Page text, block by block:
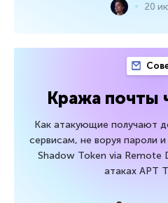
20
Кража почты
Как атакующие получают
сервисам, не воруя пароли
Shadow Token via Remote
атаках APT